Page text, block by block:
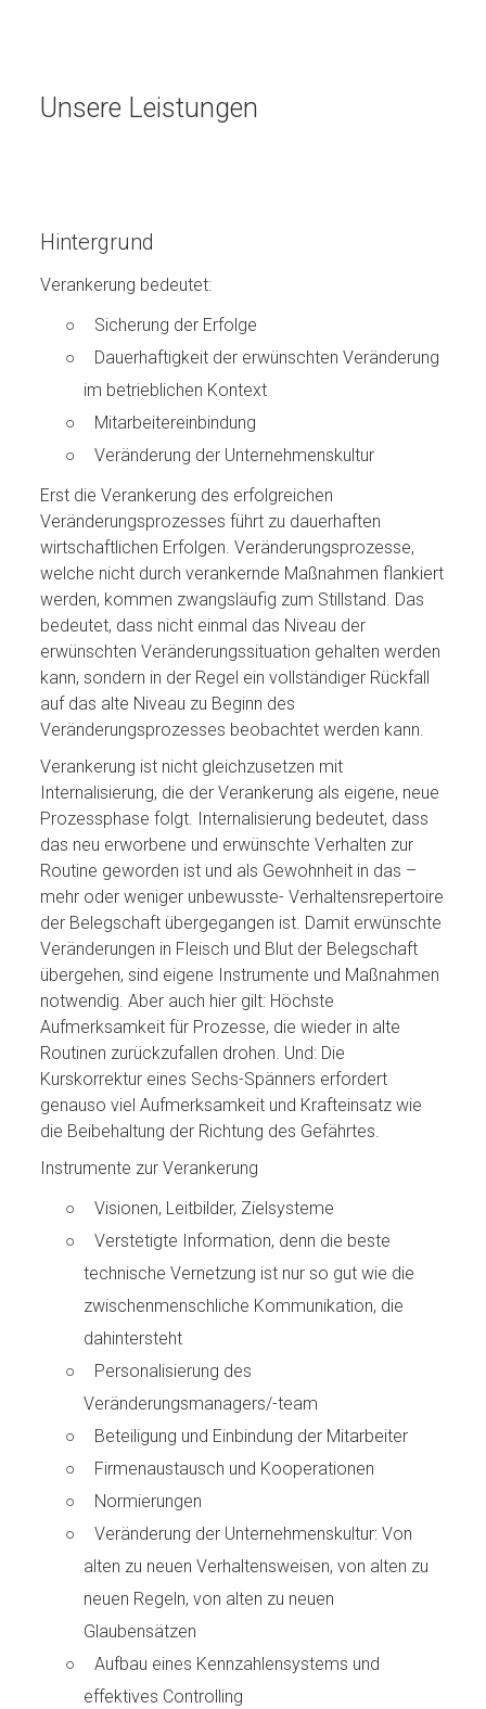
Unsere Leistungen
Hintergrund
Verankerung bedeutet:
Sicherung der Erfolge
Dauerhaftigkeit der erwünschten Veränderung
im betrieblichen Kontext
Mitarbeitereinbindung
Veränderung der Unternehmenskultur
Erst die Verankerung des erfolgreichen
Veränderungsprozesses führt zu dauerhaften
wirtschaftlichen Erfolgen. Veränderungsprozesse,
welche nicht durch verankernde Maßnahmen flankiert
werden, kommen zwangsläufig zum Stillstand. Das
bedeutet, dass nicht einmal das Niveau der
erwünschten Veränderungssituation gehalten werden
kann, sondern in der Regel ein vollständiger Rückfall
auf das alte Niveau zu Beginn des
Veränderungsprozesses beobachtet werden kann.
Verankerung ist nicht gleichzusetzen mit
Internalisierung, die der Verankerung als eigene, neue
Prozessphase folgt. Internalisierung bedeutet, dass
das neu erworbene und erwünschte Verhalten zur
Routine geworden ist und als Gewohnheit in das –
mehr oder weniger unbewusste- Verhaltensrepertoire
der Belegschaft übergegangen ist. Damit erwünschte
Veränderungen in Fleisch und Blut der Belegschaft
übergehen, sind eigene Instrumente und Maßnahmen
notwendig. Aber auch hier gilt: Höchste
Aufmerksamkeit für Prozesse, die wieder in alte
Routinen zurückzufallen drohen. Und: Die
Kurskorrektur eines Sechs-Spänners erfordert
genauso viel Aufmerksamkeit und Krafteinsatz wie
die Beibehaltung der Richtung des Gefährtes.
Instrumente zur Verankerung
Visionen, Leitbilder, Zielsysteme
Verstetigte Information, denn die beste
technische Vernetzung ist nur so gut wie die
zwischenmenschliche Kommunikation, die
dahintersteht
Personalisierung des
Veränderungsmanagers/-team
Beteiligung und Einbindung der Mitarbeiter
Firmenaustausch und Kooperationen
Normierungen
Veränderung der Unternehmenskultur: Von
alten zu neuen Verhaltensweisen, von alten zu
neuen Regeln, von alten zu neuen
Glaubensätzen
Aufbau eines Kennzahlensystems und
effektives Controlling